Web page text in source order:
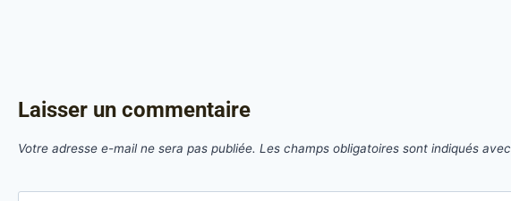
Laisser un commentaire
Votre adresse e-mail ne sera pas publiée. Les champs obligatoires sont indiqués avec